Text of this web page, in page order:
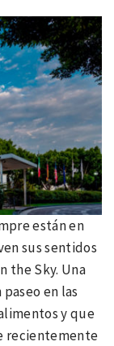
están en
sus sentidos
the Sky. Una
en las
y que
recientemente